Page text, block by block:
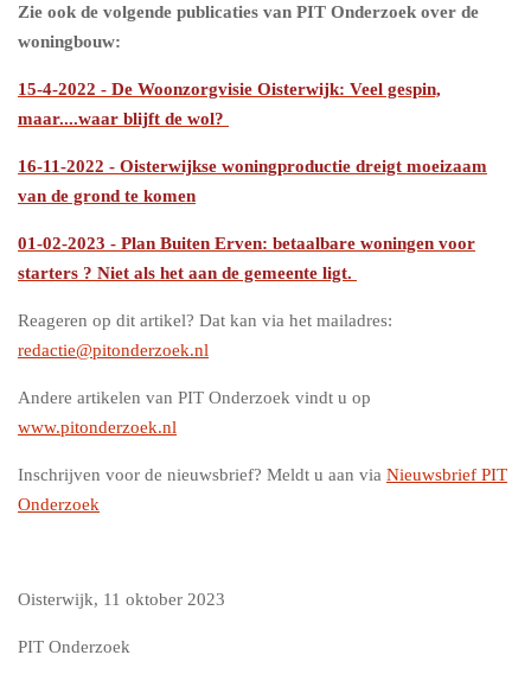
Zie ook de volgende publicaties van PIT Onderzoek over de
woningbouw:
15-4-2022 - De Woonzorgvisie Oisterwijk: Veel gespin,
maar....waar blijft de wol?
16-11-2022 - Oisterwijkse woningproductie dreigt moeizaam
van de grond te komen
01-02-2023 - Plan Buiten Erven: betaalbare woningen voor
starters ? Niet als het aan de gemeente ligt.
Reageren op dit artikel? Dat kan via het mailadres:
redactie@pitonderzoek.nl
Andere artikelen van PIT Onderzoek vindt u op
www.pitonderzoek.nl
Inschrijven voor de nieuwsbrief? Meldt u aan via Nieuwsbrief PIT
Onderzoek
Oisterwijk, 11 oktober 2023
PIT Onderzoek